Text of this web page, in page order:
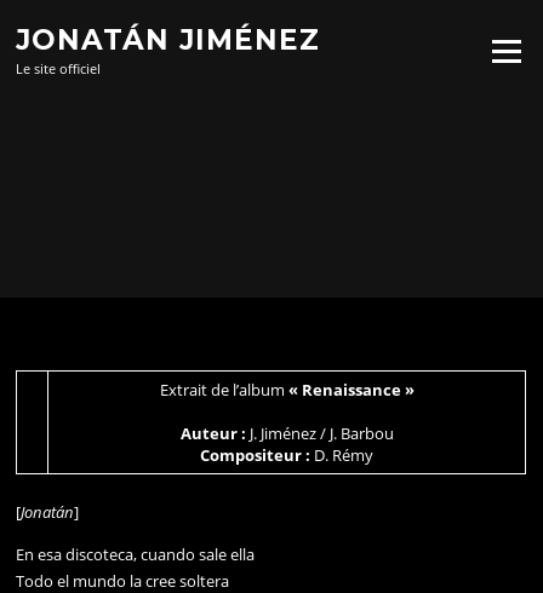
contenu
JONATÁN JIMÉNEZ
Le site officiel
Menu
Extrait de l’album « Renaissance »
Auteur : J. Jiménez / J. Barbou
Compositeur : D. Rémy
[Jonatán]
En esa discoteca, cuando sale ella
Todo el mundo la cree soltera